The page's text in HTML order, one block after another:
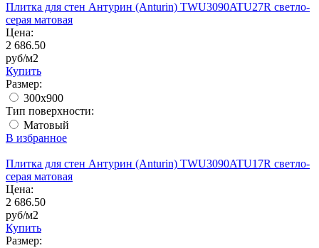
Плитка для стен Антурин (Anturin) TWU3090ATU27R светло-
серая матовая
Цена:
2 686.50
руб/м2
Купить
Размер:
300x900
Тип поверхности:
Матовый
В избранное
Плитка для стен Антурин (Anturin) TWU3090ATU17R светло-
серая матовая
Цена:
2 686.50
руб/м2
Купить
Размер: